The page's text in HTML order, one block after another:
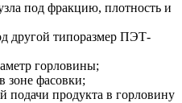
под фракцию, плотность и
другой типоразмер ПЭТ-
горловины;
зоне фасовки;
подачи продукта в горловину